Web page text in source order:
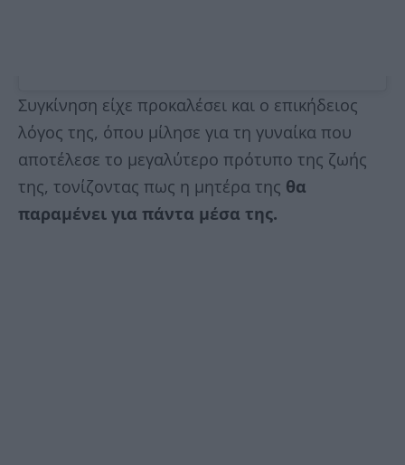
Συγκίνηση είχε προκαλέσει και ο επικήδειος
λόγος της, όπου μίλησε για τη γυναίκα που
αποτέλεσε το μεγαλύτερο πρότυπο της ζωής
της, τονίζοντας πως η μητέρα της θα
παραμένει για πάντα μέσα της.